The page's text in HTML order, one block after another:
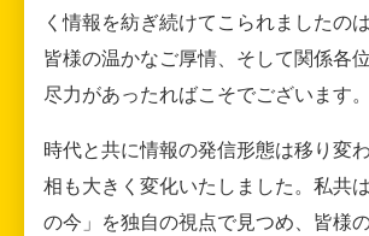
く情報を紡ぎ続けてこられましたの
皆様の温かなご厚情、そして関係各
尽力があったればこそでございます。
時代と共に情報の発信形態は移り変
相も大きく変化いたしました。私共
の今」を独自の視点で見つめ、皆様